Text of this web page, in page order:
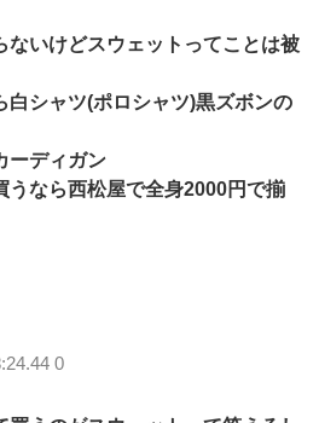
ないけどスウェットってことは被
白シャツ(ポロシャツ)黒ズボンの
ーディガン
うなら西松屋で全身2000円で揃
0